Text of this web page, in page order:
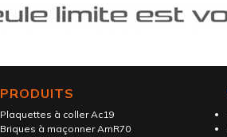
PRODUITS
Plaquettes à coller Ac19
Briques à maçonner AmR70